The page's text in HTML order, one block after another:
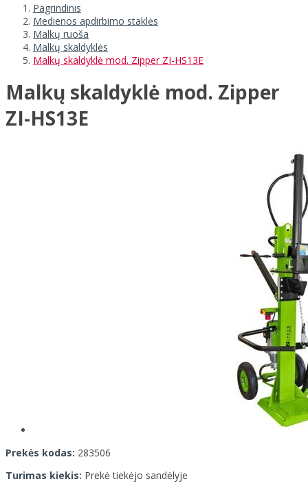
Pagrindinis
Medienos apdirbimo staklės
Malkų ruoša
Malkų skaldyklės
Malkų skaldyklė mod. Zipper ZI-HS13E
Malkų skaldyklė mod. Zipper
ZI-HS13E
Prekės kodas: 283506
Turimas kiekis: Prekė tiekėjo sandėlyje